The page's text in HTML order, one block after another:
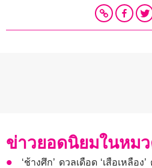
ข่าวยอดนิยมในหม
‘ช้างศึก’ ดวลเดือด ‘เสือเหลือ